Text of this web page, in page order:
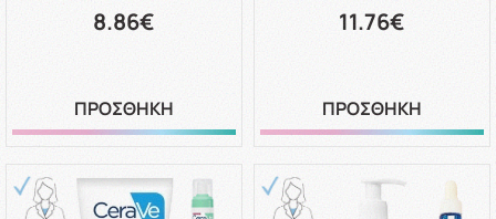
8.86€
ΠΡΟΣΘΗΚΗ
11.76€
ΠΡΟΣΘΗΚΗ